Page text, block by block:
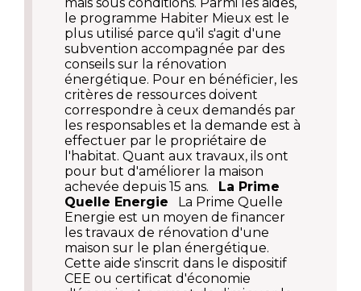
le programme Habiter Mieux est le
plus utilisé parce qu'il s'agit d'une
subvention accompagnée par des
conseils sur la rénovation
énergétique. Pour en bénéficier, les
critères de ressources doivent
correspondre à ceux demandés par
les responsables et la demande est à
effectuer par le propriétaire de
l'habitat. Quant aux travaux, ils ont
pour but d'améliorer la maison
achevée depuis 15 ans. La Prime
Quelle Energie La Prime Quelle
Energie est un moyen de financer
les travaux de rénovation d'une
maison sur le plan énergétique.
Cette aide s'inscrit dans le dispositif
CEE ou certificat d'économie